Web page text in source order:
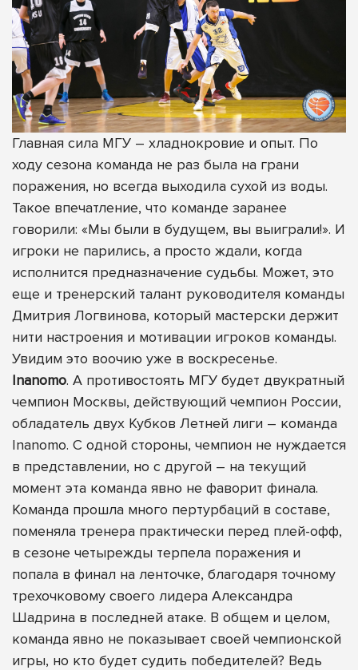
Главная сила МГУ – хладнокровие и опыт. По
ходу сезона команда не раз была на грани
поражения, но всегда выходила сухой из воды.
Такое впечатление, что команде заранее
говорили: «Мы были в будущем, вы выиграли!». И
игроки не парились, а просто ждали, когда
исполнится предназначение судьбы. Может, это
еще и тренерский талант руководителя команды
Дмитрия Логвинова, который мастерски держит
нити настроения и мотивации игроков команды.
Увидим это воочию уже в воскресенье.
Inanomo. А противостоять МГУ будет двукратный
чемпион Москвы, действующий чемпион России,
обладатель двух Кубков Летней лиги – команда
Inanomo. C одной стороны, чемпион не нуждается
в представлении, но с другой – на текущий
момент эта команда явно не фаворит финала.
Команда прошла много пертурбаций в составе,
поменяла тренера практически перед плей-офф,
в сезоне четырежды терпела поражения и
попала в финал на ленточке, благодаря точному
трехочковому своего лидера Александра
Шадрина в последней атаке. В общем и целом,
команда явно не показывает своей чемпионской
игры, но кто будет судить победителей? Ведь